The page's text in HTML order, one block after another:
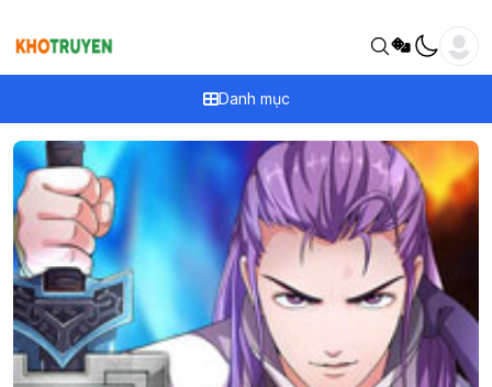
Danh mục